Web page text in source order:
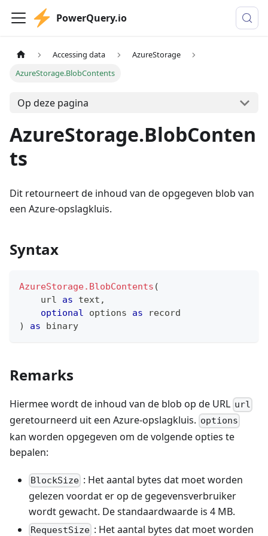
PowerQuery.io
Accessing data
AzureStorage
AzureStorage.BlobContents
Op deze pagina
AzureStorage.BlobConten
ts
Dit retourneert de inhoud van de opgegeven blob van
een Azure-opslagkluis.
Syntax
AzureStorage.BlobContents (
    url
as text ,
optional options as
record
)
as binary
Remarks
Hiermee wordt de inhoud van de blob op de URL url
geretourneerd uit een Azure-opslagkluis. options
kan worden opgegeven om de volgende opties te
bepalen:
BlockSize : Het aantal bytes dat moet worden
gelezen voordat er op de gegevensverbruiker
wordt gewacht. De standaardwaarde is 4 MB.
RequestSize : Het aantal bytes dat moet worden